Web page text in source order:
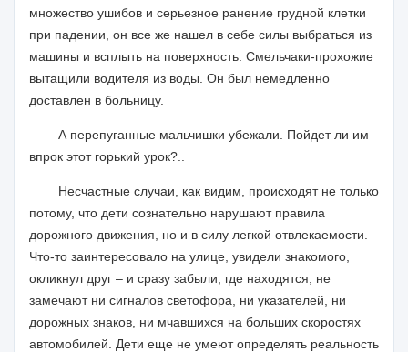
множество ушибов и серьезное ранение грудной клетки
при падении, он все же нашел в себе силы выбраться из
машины и всплыть на поверхность. Смельчаки-прохожие
вытащили водителя из воды. Он был немедленно
доставлен в больницу.
А перепуганные мальчишки убежали. Пойдет ли им
впрок этот горький урок?..
Несчастные случаи, как видим, происходят не только
потому, что дети сознательно нарушают правила
дорожного движения, но и в силу легкой отвлекаемости.
Что-то заинтересовало на улице, увидели знакомого,
окликнул друг – и сразу забыли, где находятся, не
замечают ни сигналов светофора, ни указателей, ни
дорожных знаков, ни мчавшихся на больших скоростях
автомобилей. Дети еще не умеют определять реальность